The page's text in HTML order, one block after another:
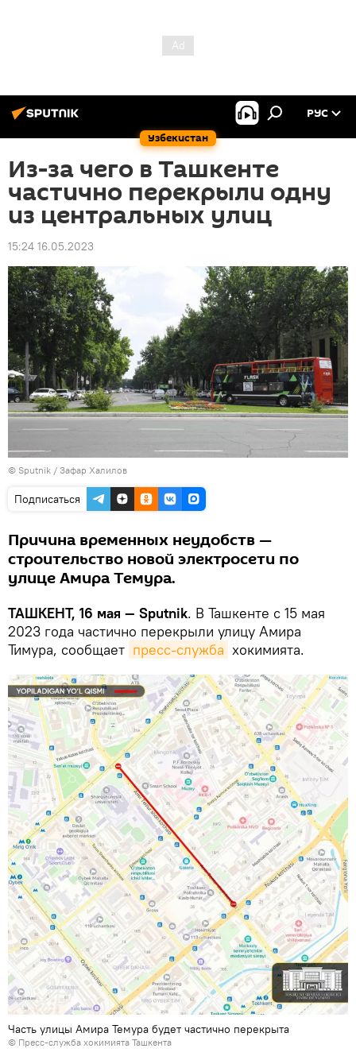
Узбекистан
РУС
Из-за чего в Ташкенте
частично перекрыли одну
из центральных улиц
15:24 16.05.2023
© Sputnik / Зафар Халилов
Подписаться
Причина временных неудобств —
строительство новой электросети по
улице Амира Темура.
ТАШКЕНТ, 16 мая — Sputnik. В Ташкенте с 15 мая
2023 года частично перекрыли улицу Амира
Тимура, сообщает пресс-служба хокимията.
Часть улицы Амира Темура будет частично перекрыта
© Пресс-служба хокимията Ташкента